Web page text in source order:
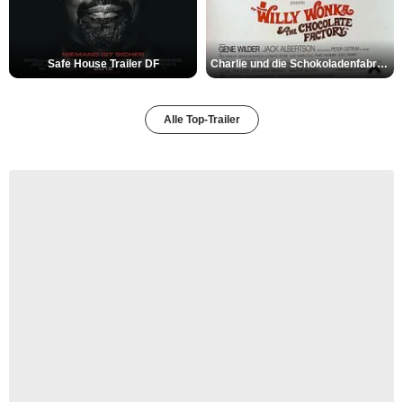
Safe House Trailer DF Charlie und die Schokoladenfabrik Trailer OV
Alle Top-Trailer